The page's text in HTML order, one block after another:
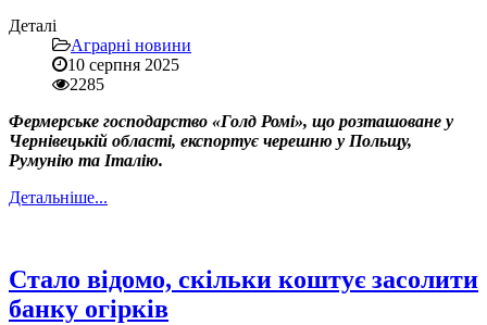
Деталі
Аграрні новини
10 серпня 2025
2285
Фермерське господарство «Голд Ромі», що розташоване у
Чернівецькій області, експортує черешню у Польщу,
Румунію та Італію.
Детальніше...
Стало відомо, скільки коштує засолити
банку огірків